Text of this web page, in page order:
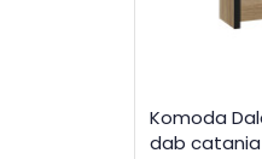
Komoda
dab